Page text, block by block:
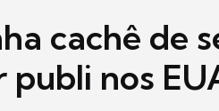
cachê de
nos